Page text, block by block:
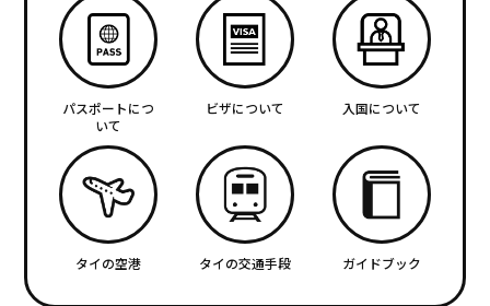
パスポートにつ
いて
ビザについて 入国について
タイの空港 タイの交通手段 ガイドブック